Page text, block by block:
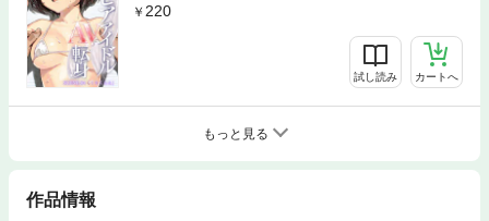
220
試し読み カートへ
もっと見る
作品情報